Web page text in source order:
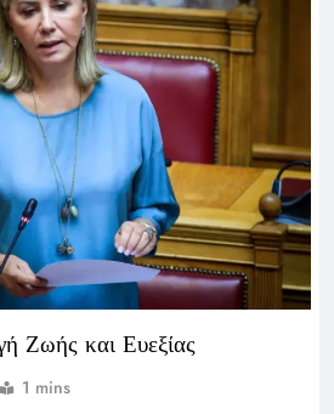
Ζωής και Ευεξίας
1 mins